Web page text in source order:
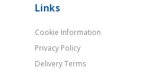
Links
Cookie Information
Privacy Policy
Delivery Terms